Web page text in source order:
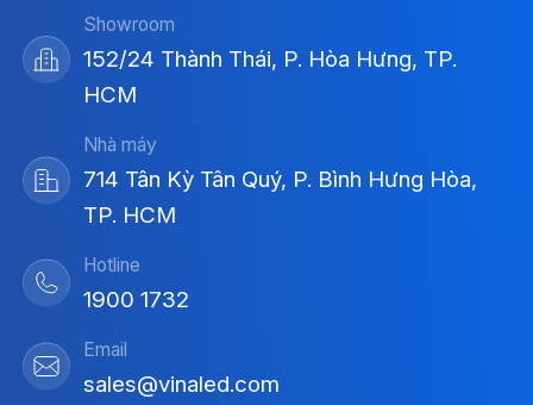
Showroom
152/24 Thành Thái, P. Hòa Hưng, TP.
HCM
Nhà máy
714 Tân Kỳ Tân Quý, P. Bình Hưng Hòa,
TP. HCM
Hotline
1900 1732
Email
sales@vinaled.com